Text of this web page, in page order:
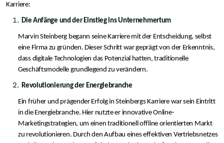
Karriere:
Die Anfänge und der Einstieg ins Unternehmertum
Marvin Steinberg begann seine Karriere mit der Entscheidung, selbst
eine Firma zu gründen. Dieser Schritt war geprägt von der Erkenntnis,
dass digitale Technologien das Potenzial hatten, traditionelle
Geschäftsmodelle grundlegend zu verändern.
Revolutionierung der Energiebranche
Ein früher und prägender Erfolg in Steinbergs Karriere war sein Eintritt
in die Energiebranche. Hier nutzte er innovative Online-
Marketingstrategien, um einen traditionell offline orientierten Markt
zu revolutionieren. Durch den Aufbau eines effektiven Vertriebsnetzes